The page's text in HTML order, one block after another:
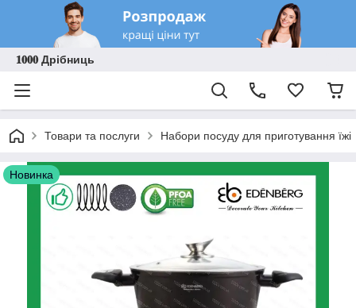
𝟏𝟎𝟎𝟎 Дрібниць
Товари та послуги Набори посуду для приготування їжі
Новинка